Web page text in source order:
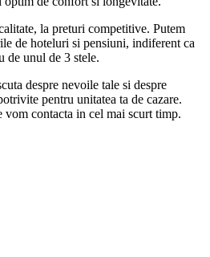
la preturi competitive. Putem
de hoteluri si pensiuni, indiferent ca
de unul de 3 stele.
despre nevoile tale si despre
pentru unitatea ta de cazare.
contacta in cel mai scurt timp.